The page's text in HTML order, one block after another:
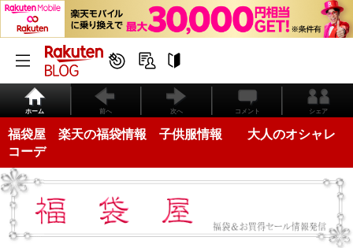
ホーム 前へ 次へ コメント シェア
福袋屋 楽天の福袋情報 子供服情報 大人のオシャレ
コーデ